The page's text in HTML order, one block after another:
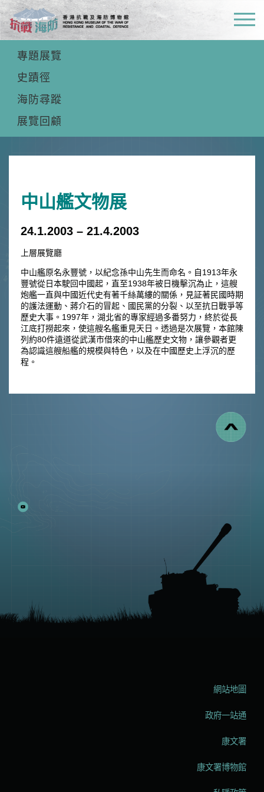
常設展覽
專題展覽
史蹟徑
海防尋蹤
展覽回顧
中山艦文物展
24.1.2003 – 21.4.2003
上層展覽廳
中山艦原名永豐號，以紀念孫中山先生而命名。自1913年永
豐號從日本駛回中國起，直至1938年被日機擊沉為止，這艘
炮艦一直與中國近代史有著千絲萬縷的關係，見証著民國時期
的護法運動、蔣介石的冒起、國民黨的分裂、以至抗日戰爭等
歷史大事。1997年，湖北省的專家經過多番努力，終於從長
江底打撈起來，使這艘名艦重見天日。透過是次展覽，本館陳
列約80件遠道從武漢市借來的中山艦歷史文物，讓參觀者更
為認識這艘船艦的規模與特色，以及在中國歷史上浮沉的歷
程。
網站地圖
政府一站通
康文署
康文署博物館